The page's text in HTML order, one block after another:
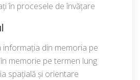
în procesele de învățare
informația din memoria pe
memorie pe termen lung
spațială și orientare